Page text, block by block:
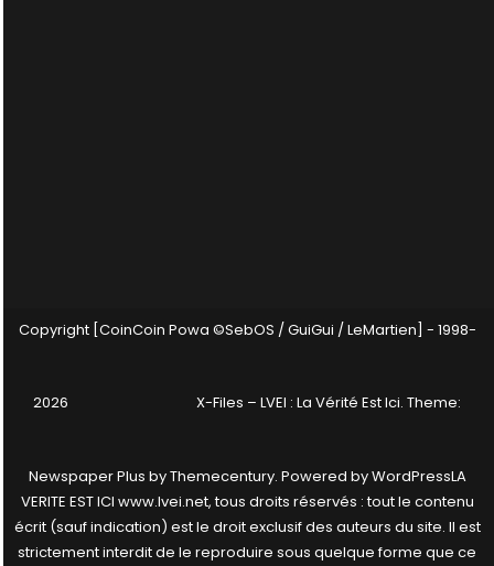
Copyright [CoinCoin Powa ©SebOS / GuiGui / LeMartien] - 1998-
2026 X-Files – LVEI : La Vérité Est Ici. Theme:
Newspaper Plus byThemecentury. Powered byWordPressLA
VERITE EST ICI www.lvei.net, tous droits réservés : tout le contenu
écrit (sauf indication) est le droit exclusif des auteurs du site. Il est
strictement interdit de le reproduire sous quelque forme que ce